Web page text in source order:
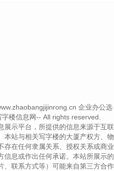
企业办公选
楼信息网-- All rights reserved.
展示平台，所提供的信息来源于互联
本站与相关写字楼的大厦产权方、物
存在任何隶属关系、授权关系或商业
信息或作出任何承诺。本站所展示的
、联系方式等）可能来自第三方合作